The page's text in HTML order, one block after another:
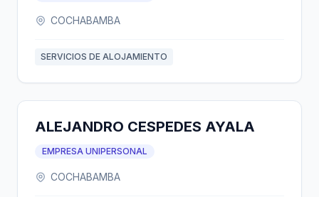
COCHABAMBA
SERVICIOS DE ALOJAMIENTO
ALEJANDRO CESPEDES AYALA
EMPRESA UNIPERSONAL
COCHABAMBA